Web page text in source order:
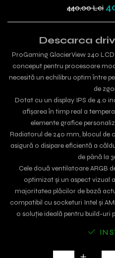
440,00 Lei
Descarca
ProGaming GlacierView 240
conceput pentru procesoare
necesită un echilibru optim între
de
Dotat cu un display IPS de 4.0
afișarea în timp real a
elemente grafice
Radiatorul de 240 mm, blocul de
asigură o disipare eficientă a
de până la
Cele două ventilatoare ARGB
optimizat și un aspect vizual
majoritatea plăcilor de bază
compatibil cu socketuri Intel și
o soluție ideală pentru build-uri
IN